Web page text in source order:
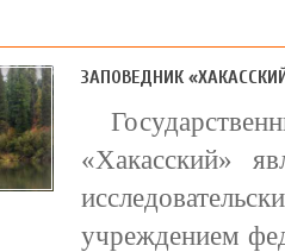
ЗАПОВЕДНИК
«Хакасский»
учреждением